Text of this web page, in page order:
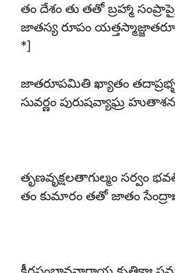
తం దేశం తు తతో బ్రహ్మా
జాతస్య రూపం
*]
జాతరూపమితి ఖ్యాతం
సువర్ణం పురుషవ్యాఘ్ర
తృణవృక్షలతాగుల్మం సర్వం
తం కుమారం తతో జాతం సేంద్రాః